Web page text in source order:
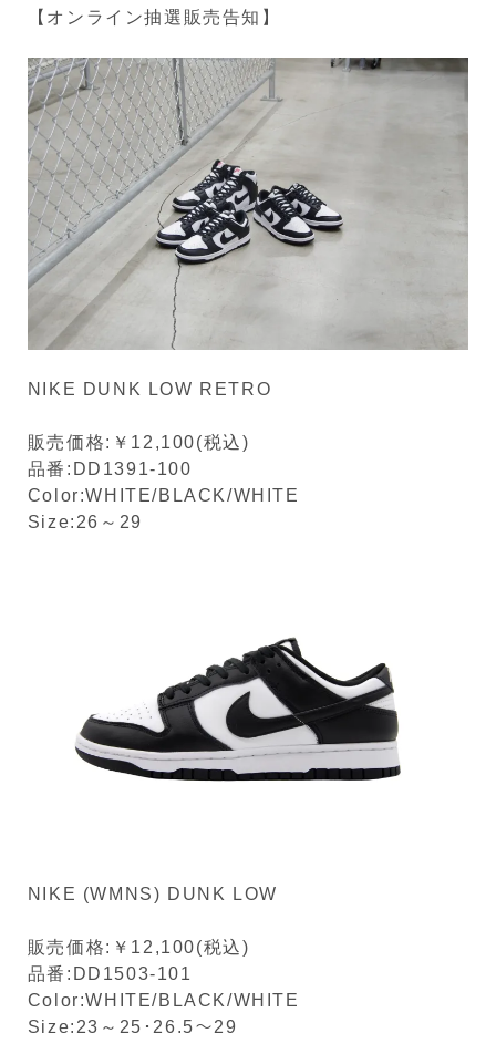
【オンライン抽選販売告知】
NIKE DUNK LOW RETRO
販売価格:￥12,100(税込)
品番:DD1391-100
Color:WHITE/BLACK/WHITE
Size:26～29
NIKE (WMNS) DUNK LOW
販売価格:￥12,100(税込)
品番:DD1503-101
Color:WHITE/BLACK/WHITE
Size:23～25･26.5～29